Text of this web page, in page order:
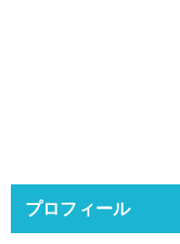
プロフィール